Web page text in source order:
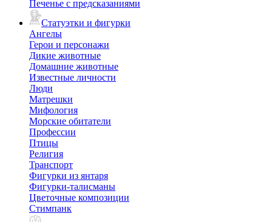
Печенье с предсказаниями
Статуэтки и фигурки
Ангелы
Герои и персонажи
Дикие животные
Домашние животные
Известные личности
Люди
Матрешки
Мифология
Морские обитатели
Профессии
Птицы
Религия
Транспорт
Фигурки из янтаря
Фигурки-талисманы
Цветочные композиции
Стимпанк